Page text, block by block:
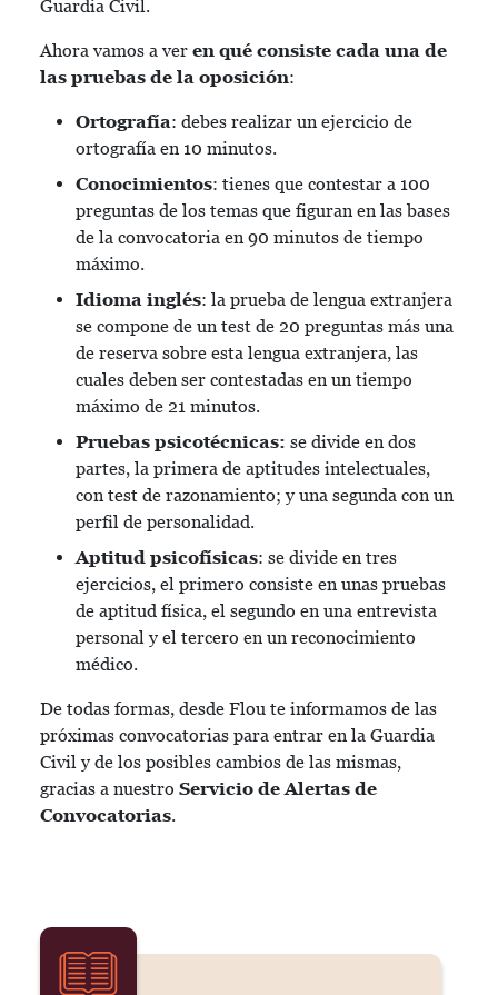
Guardia Civil.
Ahora vamos a ver en qué consiste cada una de
las pruebas de la oposición:
Ortografía: debes realizar un ejercicio de
ortografía en 10 minutos.
Conocimientos: tienes que contestar a 100
preguntas de los temas que figuran en las bases
de la convocatoria en 90 minutos de tiempo
máximo.
Idioma inglés: la prueba de lengua extranjera
se compone de un test de 20 preguntas más una
de reserva sobre esta lengua extranjera, las
cuales deben ser contestadas en un tiempo
máximo de 21 minutos.
Pruebas psicotécnicas: se divide en dos
partes, la primera de aptitudes intelectuales,
con test de razonamiento; y una segunda con un
perfil de personalidad.
Aptitud psicofísicas: se divide en tres
ejercicios, el primero consiste en unas pruebas
de aptitud física, el segundo en una entrevista
personal y el tercero en un reconocimiento
médico.
De todas formas, desde Flou te informamos de las
próximas convocatorias para entrar en la Guardia
Civil y de los posibles cambios de las mismas,
gracias a nuestro Servicio de Alertas de
Convocatorias.